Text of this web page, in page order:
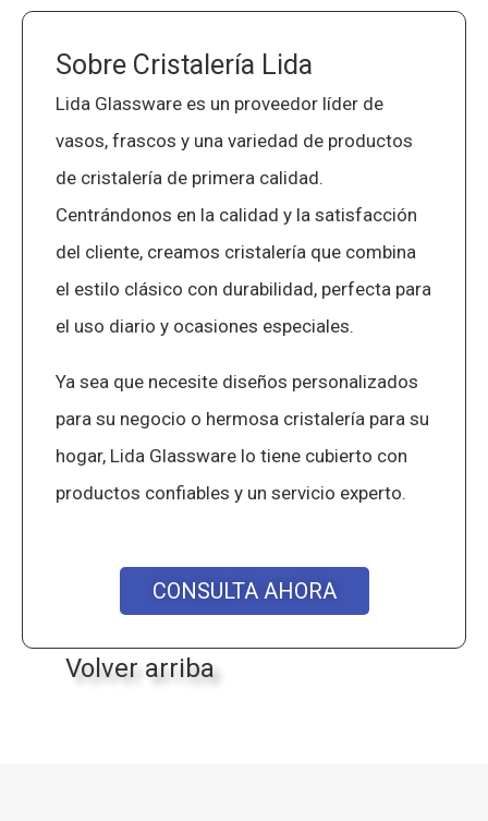
Sobre Cristalería Lida
Lida Glassware es un proveedor líder de
vasos, frascos y una variedad de productos
de cristalería de primera calidad.
Centrándonos en la calidad y la satisfacción
del cliente, creamos cristalería que combina
el estilo clásico con durabilidad, perfecta para
el uso diario y ocasiones especiales.
Ya sea que necesite diseños personalizados
para su negocio o hermosa cristalería para su
hogar, Lida Glassware lo tiene cubierto con
productos confiables y un servicio experto.
CONSULTA AHORA
Volver arriba